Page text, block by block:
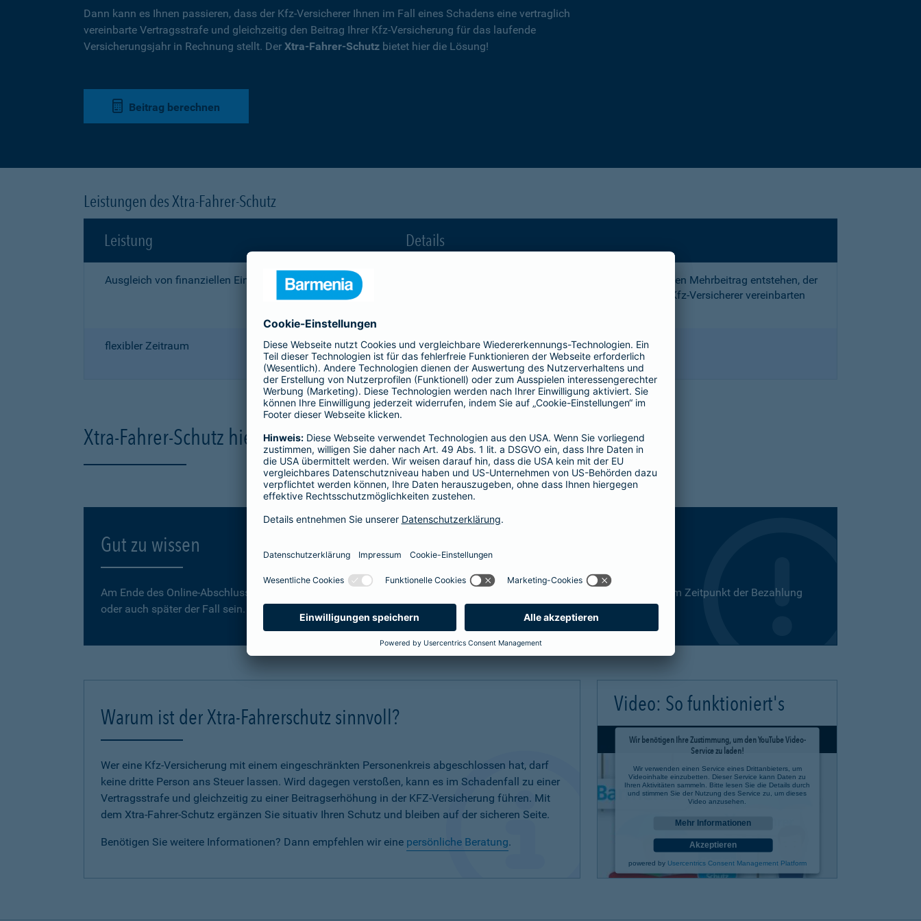
Dann kann es Ihnen passieren, dass der Kfz-Versicherer Ihnen im Fall eines Schadens eine vertraglich
vereinbarte Vertragsstrafe und gleichzeitig den Beitrag Ihrer Kfz-Versicherung für das laufende
Versicherungsjahr in Rechnung stellt. Der Xtra-Fahrer-Schutz bietet hier die Lösung!
Beitrag berechnen
Leistungen des Xtra-Fahrer-Schutz
Leistung
Details
Ausgleich von finanziellen Einbußen
die Ihnen nach einem Unfall durch die Vertragsstrafe und den Mehrbeitrag entstehen, der
Ihnen wegen einer unerlaubten Erweiterung des mit Ihrem Kfz-Versicherer vereinbarten
flexibler Zeitraum
1, 2 oder 3 Tage bzw.
1, 2 oder 3 Wochen
Xtra-Fahrer-Schutz hier online berechnen und direkt abschließen
Gut zu wissen
Am Ende des Online-Abschlusses können Sie selbst bestimmen, ab wann Ihr Xtra-Fahrer-Schutz gültig ist. Dies kann zum Zeitpunkt der Bezahlung
oder auch später der Fall sein.
Warum ist der Xtra-Fahrerschutz sinnvoll?
Wer eine Kfz-Versicherung mit einem eingeschränkten Personenkreis abgeschlossen hat, darf
keine dritte Person ans Steuer lassen. Wird dagegen verstoßen, kann es im Schadenfall zu einer
Vertragsstrafe und gleichzeitig zu einer Beitragserhöhung in der KFZ-Versicherung führen. Mit
dem Xtra-Fahrer-Schutz ergänzen Sie situativ Ihren Schutz und bleiben auf der sicheren Seite.
Benötigen Sie weitere Informationen? Dann empfehlen wir eine persönliche Beratung.
Video: So funktioniert's
Wir benötigen Ihre Zustimmung, um den YouTube Video-
Service zu laden!
Wir verwenden einen Service eines Drittanbieters, um
Videoinhalte einzubetten. Dieser Service kann Daten zu
Ihren Aktivitäten sammeln. Bitte lesen Sie die Details durch
und stimmen Sie der Nutzung des Service zu, um dieses
Video anzusehen.
Mehr Informationen
Akzeptieren
powered by Usercentrics Consent Management Platform